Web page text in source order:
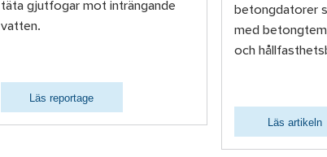
täta gjutfogar mot inträngande
vatten.
Läs reportage
betongdatorer
med
och
Läs artikeln